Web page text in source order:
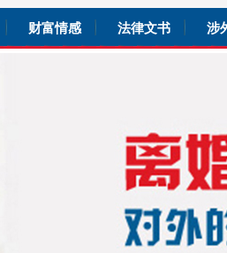
财富情感 法律文书 涉